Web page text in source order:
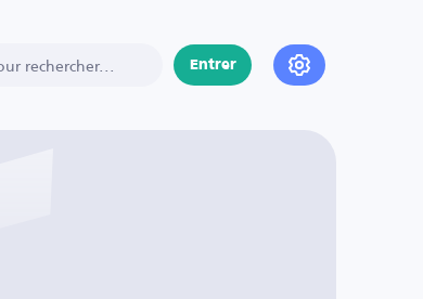
Entrer